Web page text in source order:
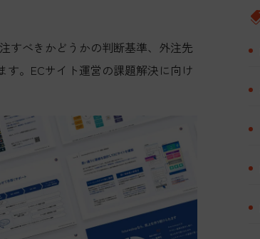
すべきかどうかの判断基準、外注先
。ECサイト運営の課題解決に向け